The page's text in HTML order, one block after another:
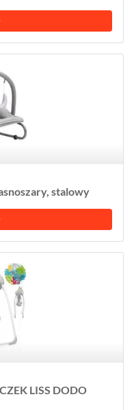
stalowy
LISS DODO